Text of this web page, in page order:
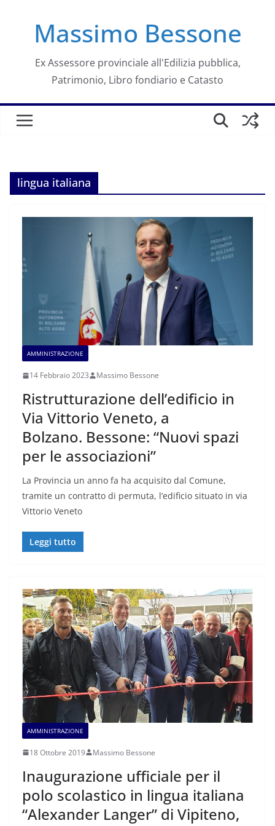
contenutoMassimo Bessone
Ex Assessore provinciale all'Edilizia pubblica,
Patrimonio, Libro fondiario e Catasto
lingua italiana
AMMINISTRAZIONE
14 Febbraio 2023 Massimo Bessone
Ristrutturazione dell’edificio in
Via Vittorio Veneto, a
Bolzano. Bessone: “Nuovi spazi
per le associazioni”
La Provincia un anno fa ha acquisito dal Comune,
tramite un contratto di permuta, l’edificio situato in via
Vittorio Veneto
Leggi tutto
AMMINISTRAZIONE
18 Ottobre 2019 Massimo Bessone
Inaugurazione ufficiale per il
polo scolastico in lingua italiana
“Alexander Langer” di Vipiteno,